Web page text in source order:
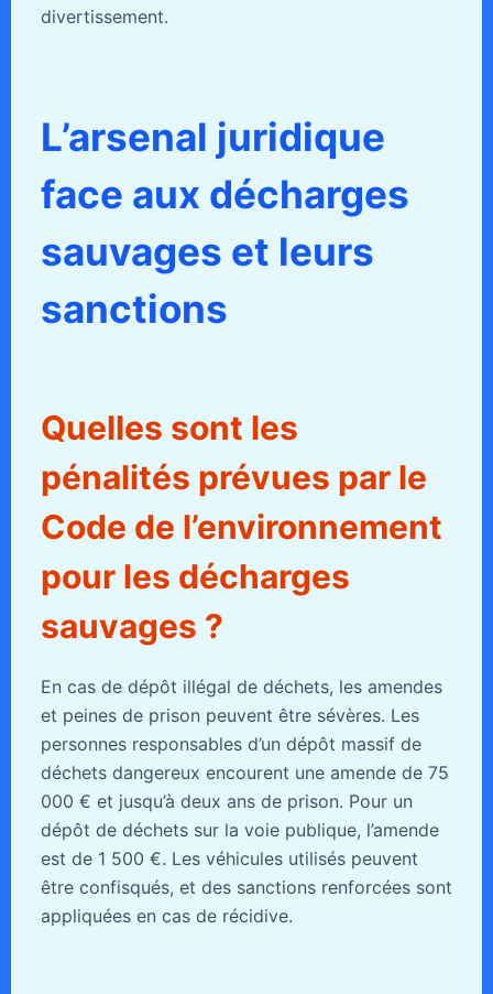
divertissement.
L’arsenal juridique
face aux décharges
sauvages et leurs
sanctions
Quelles sont les
pénalités prévues par le
Code de l’environnement
pour les décharges
sauvages ?
En cas de dépôt illégal de déchets, les amendes
et peines de prison peuvent être sévères. Les
personnes responsables d’un dépôt massif de
déchets dangereux encourent une amende de 75
000 € et jusqu’à deux ans de prison. Pour un
dépôt de déchets sur la voie publique, l’amende
est de 1 500 €. Les véhicules utilisés peuvent
être confisqués, et des sanctions renforcées sont
appliquées en cas de récidive.